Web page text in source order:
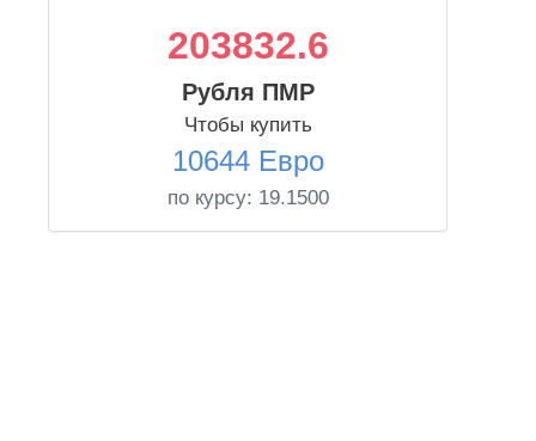
203832.6
Рубля ПМР
Чтобы купить
10644 Евро
по курсу: 19.1500